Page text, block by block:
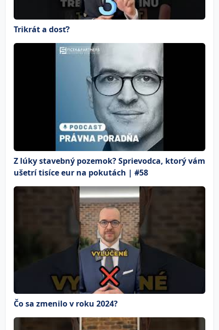
Trikrát a dosť?
Z lúky stavebný pozemok? Sprievodca, ktorý vám
ušetrí tisíce eur na pokutách | #58
Čo sa zmenilo v roku 2024?